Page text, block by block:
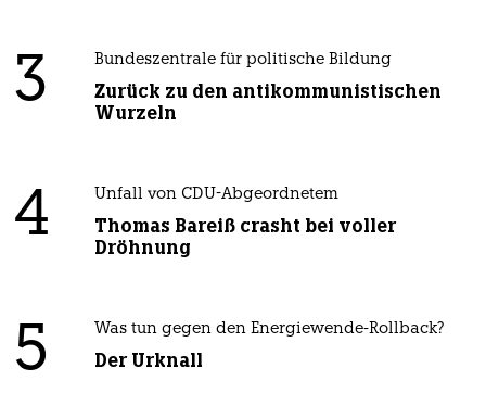
3 Bundeszentrale für politische Bildung
Zurück zu den antikommunistischen
Wurzeln
4 Unfall von CDU-Abgeordnetem
Thomas Bareiß crasht bei voller
Dröhnung
5 Was tun gegen den Energiewende-Rollback?
Der Urknall